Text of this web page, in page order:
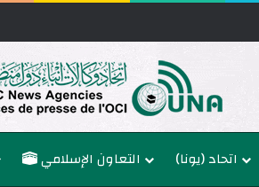
التعاون الإسلامي اتحاد (يونا)